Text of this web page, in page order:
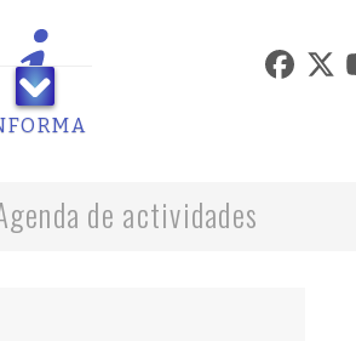
de actividades